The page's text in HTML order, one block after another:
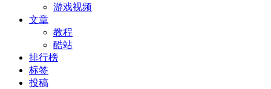
游戏视频
文章
教程
酷站
排行榜
标签
投稿